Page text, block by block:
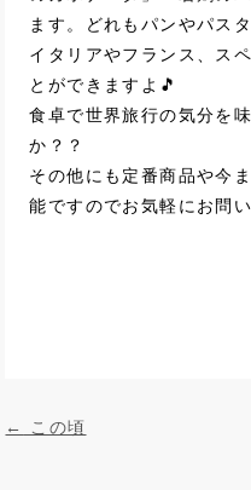
ます。どれもパンやパスタ
イタリアやフランス、ス
とができますよ🎵
食卓で世界旅行の気分を
か？？
その他にも定番商品や今
能ですのでお気軽にお問
投稿ナビゲーション
← この頃